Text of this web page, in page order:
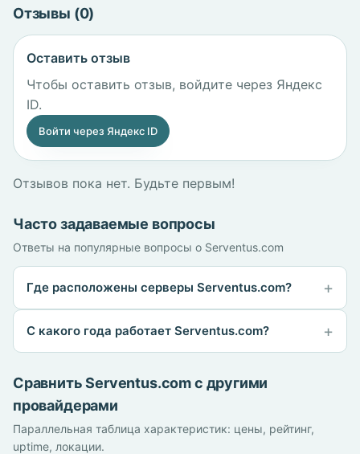
Отзывы (0)
Оставить отзыв
Чтобы оставить отзыв, войдите через Яндекс
ID.
Войти через Яндекс ID
Отзывов пока нет. Будьте первым!
Часто задаваемые вопросы
Ответы на популярные вопросы о Serventus.com
Где расположены серверы Serventus.com?
С какого года работает Serventus.com?
Сравнить Serventus.com с другими
провайдерами
Параллельная таблица характеристик: цены, рейтинг,
uptime, локации.